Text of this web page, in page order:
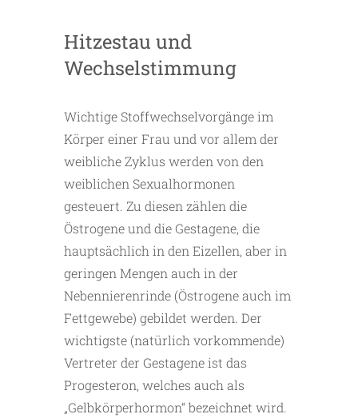
Hitzestau und
Wechselstimmung
Wichtige Stoffwechselvorgänge im
Körper einer Frau und vor allem der
weibliche Zyklus werden von den
weiblichen Sexualhormonen
gesteuert. Zu diesen zählen die
Östrogene und die Gestagene, die
hauptsächlich in den Eizellen, aber in
geringen Mengen auch in der
Nebennierenrinde (Östrogene auch im
Fettgewebe) gebildet werden. Der
wichtigste (natürlich vorkommende)
Vertreter der Gestagene ist das
Progesteron, welches auch als
„Gelbkörperhormon“ bezeichnet wird.